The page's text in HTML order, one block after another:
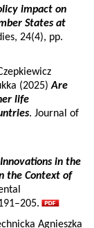
impact on
States at
24(4), pp.
(2025)Are
life
. Journal of
in the
the Context of
Agnieszka